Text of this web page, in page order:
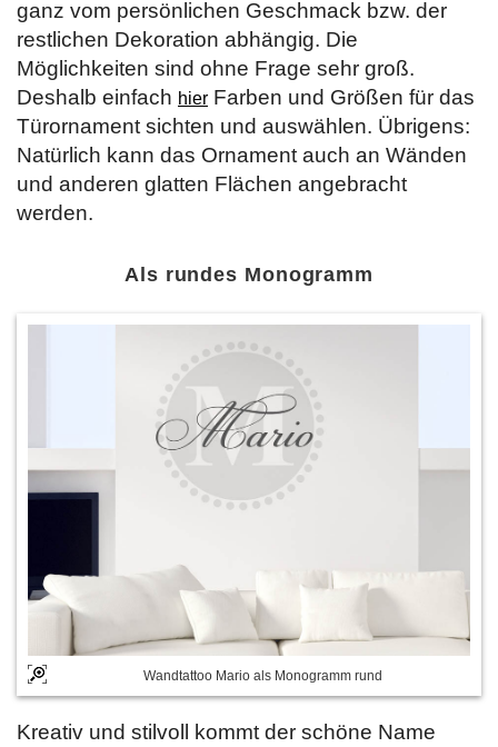
ganz vom persönlichen Geschmack bzw. der
restlichen Dekoration abhängig. Die
Möglichkeiten sind ohne Frage sehr groß.
Deshalb einfach hier Farben und Größen für das
Türornament sichten und auswählen. Übrigens:
Natürlich kann das Ornament auch an Wänden
und anderen glatten Flächen angebracht
werden.
Als rundes Monogramm
Wandtattoo Mario als Monogramm rund
Kreativ und stilvoll kommt der schöne Name